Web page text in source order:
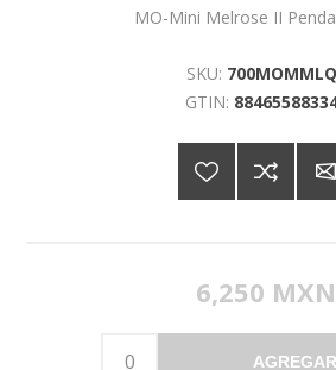
MO-Mini Melrose II
SKU:
GTIN:
6,250 MXN
AGREGAR